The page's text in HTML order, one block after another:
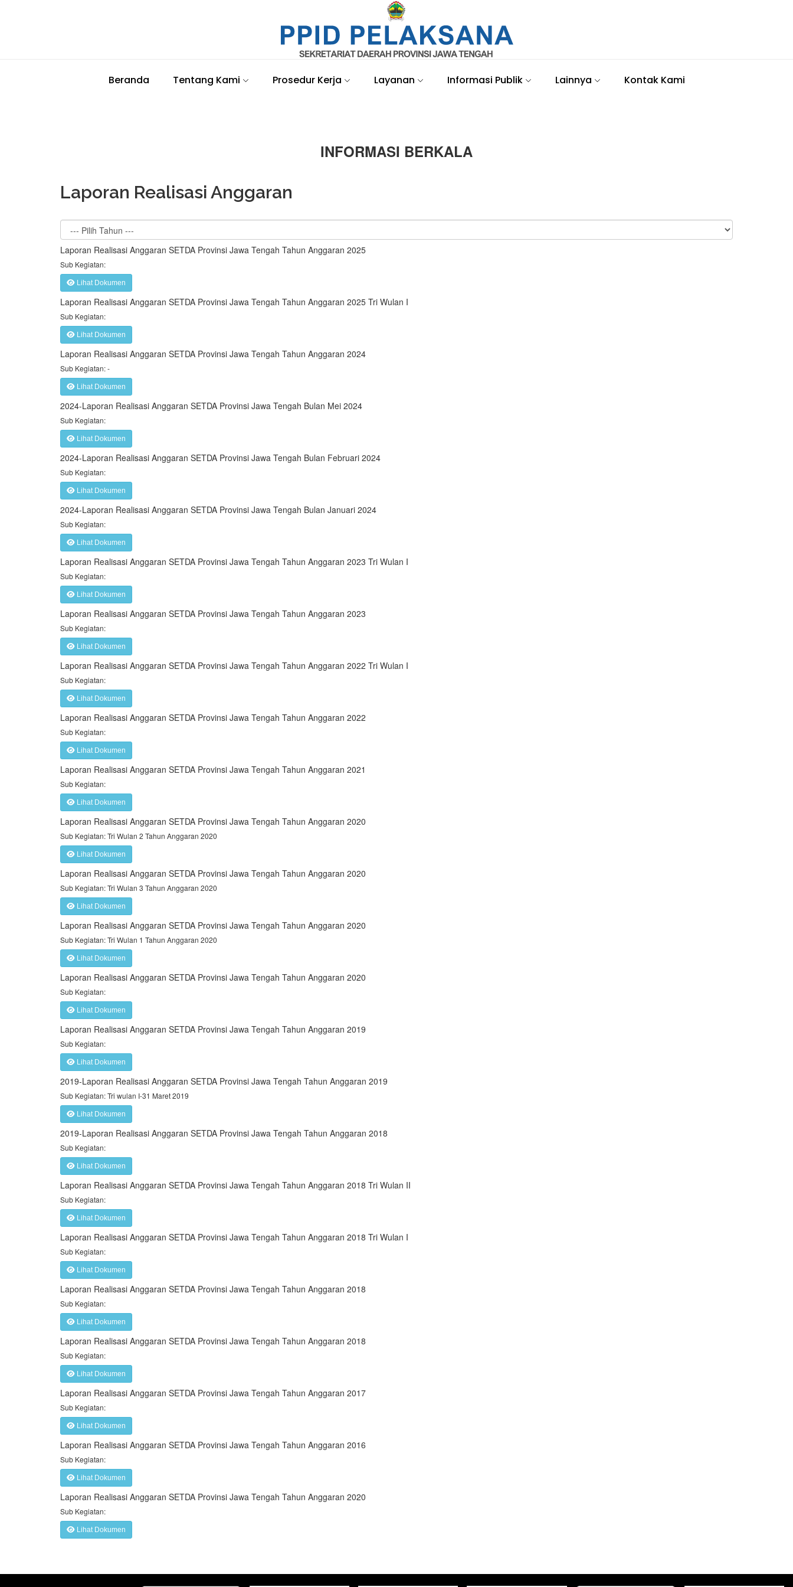
Beranda Tentang Kami Prosedur Kerja Layanan Informasi Publik Lainnya Kontak Kami
INFORMASI BERKALA
Laporan Realisasi Anggaran
Laporan Realisasi Anggaran SETDA Provinsi Jawa Tengah Tahun Anggaran 2025
Sub Kegiatan:
Lihat Dokumen
Laporan Realisasi Anggaran SETDA Provinsi Jawa Tengah Tahun Anggaran 2025 Tri Wulan I
Sub Kegiatan:
Lihat Dokumen
Laporan Realisasi Anggaran SETDA Provinsi Jawa Tengah Tahun Anggaran 2024
Sub Kegiatan: -
Lihat Dokumen
2024-Laporan Realisasi Anggaran SETDA Provinsi Jawa Tengah Bulan Mei 2024
Sub Kegiatan:
Lihat Dokumen
2024-Laporan Realisasi Anggaran SETDA Provinsi Jawa Tengah Bulan Februari 2024
Sub Kegiatan:
Lihat Dokumen
2024-Laporan Realisasi Anggaran SETDA Provinsi Jawa Tengah Bulan Januari 2024
Sub Kegiatan:
Lihat Dokumen
Laporan Realisasi Anggaran SETDA Provinsi Jawa Tengah Tahun Anggaran 2023 Tri Wulan I
Sub Kegiatan:
Lihat Dokumen
Laporan Realisasi Anggaran SETDA Provinsi Jawa Tengah Tahun Anggaran 2023
Sub Kegiatan:
Lihat Dokumen
Laporan Realisasi Anggaran SETDA Provinsi Jawa Tengah Tahun Anggaran 2022 Tri Wulan I
Sub Kegiatan:
Lihat Dokumen
Laporan Realisasi Anggaran SETDA Provinsi Jawa Tengah Tahun Anggaran 2022
Sub Kegiatan:
Lihat Dokumen
Laporan Realisasi Anggaran SETDA Provinsi Jawa Tengah Tahun Anggaran 2021
Sub Kegiatan:
Lihat Dokumen
Laporan Realisasi Anggaran SETDA Provinsi Jawa Tengah Tahun Anggaran 2020
Sub Kegiatan: Tri Wulan 2 Tahun Anggaran 2020
Lihat Dokumen
Laporan Realisasi Anggaran SETDA Provinsi Jawa Tengah Tahun Anggaran 2020
Sub Kegiatan: Tri Wulan 3 Tahun Anggaran 2020
Lihat Dokumen
Laporan Realisasi Anggaran SETDA Provinsi Jawa Tengah Tahun Anggaran 2020
Sub Kegiatan: Tri Wulan 1 Tahun Anggaran 2020
Lihat Dokumen
Laporan Realisasi Anggaran SETDA Provinsi Jawa Tengah Tahun Anggaran 2020
Sub Kegiatan:
Lihat Dokumen
Laporan Realisasi Anggaran SETDA Provinsi Jawa Tengah Tahun Anggaran 2019
Sub Kegiatan:
Lihat Dokumen
2019-Laporan Realisasi Anggaran SETDA Provinsi Jawa Tengah Tahun Anggaran 2019
Sub Kegiatan: Tri wulan I-31 Maret 2019
Lihat Dokumen
2019-Laporan Realisasi Anggaran SETDA Provinsi Jawa Tengah Tahun Anggaran 2018
Sub Kegiatan:
Lihat Dokumen
Laporan Realisasi Anggaran SETDA Provinsi Jawa Tengah Tahun Anggaran 2018 Tri Wulan II
Sub Kegiatan:
Lihat Dokumen
Laporan Realisasi Anggaran SETDA Provinsi Jawa Tengah Tahun Anggaran 2018 Tri Wulan I
Sub Kegiatan:
Lihat Dokumen
Laporan Realisasi Anggaran SETDA Provinsi Jawa Tengah Tahun Anggaran 2018
Sub Kegiatan:
Lihat Dokumen
Laporan Realisasi Anggaran SETDA Provinsi Jawa Tengah Tahun Anggaran 2018
Sub Kegiatan:
Lihat Dokumen
Laporan Realisasi Anggaran SETDA Provinsi Jawa Tengah Tahun Anggaran 2017
Sub Kegiatan:
Lihat Dokumen
Laporan Realisasi Anggaran SETDA Provinsi Jawa Tengah Tahun Anggaran 2016
Sub Kegiatan:
Lihat Dokumen
Laporan Realisasi Anggaran SETDA Provinsi Jawa Tengah Tahun Anggaran 2020
Sub Kegiatan:
Lihat Dokumen